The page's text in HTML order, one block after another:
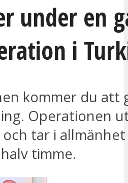
under en
i
kommer du att
Operationen
tar i
timme.